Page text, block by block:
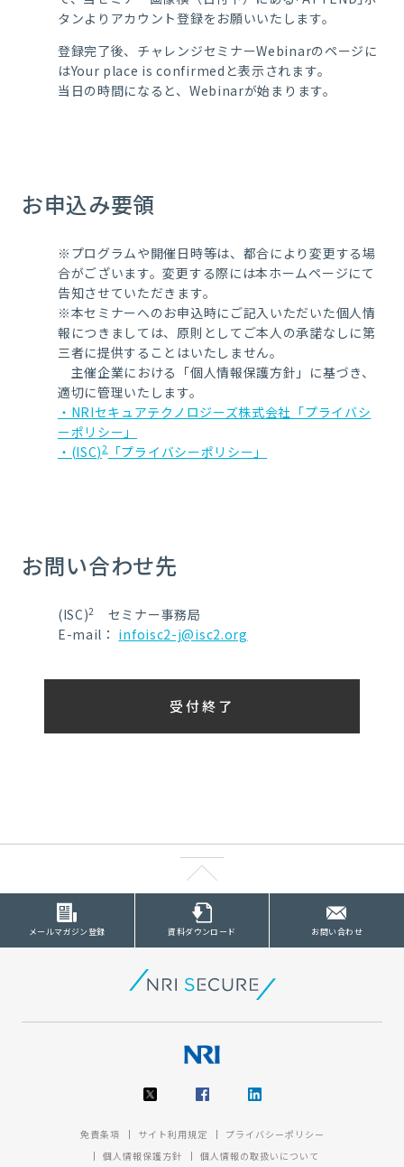
タンよりアカウント登録をお願いいたします。
登録完了後、チャレンジセミナーWebinarのページに
はYour place is confirmedと表示されます。
当日の時間になると、Webinarが始まります。
お申込み要領
※プログラムや開催日時等は、都合により変更する場
合がございます。変更する際には本ホームページにて
告知させていただきます。
※本セミナーへのお申込時にご記入いただいた個人情
報につきましては、原則としてご本人の承諾なしに第
三者に提供することはいたしません。
主催企業における「個人情報保護方針」に基づき、
適切に管理いたします。
・NRIセキュアテクノロジーズ株式会社「プライバシ
ーポリシー」
・(ISC)2「プライバシーポリシー」
お問い合わせ先
(ISC)2
セミナー事務局
E-mail： infoisc2-j@isc2.org
受付終了
メールマガジン登録 資料ダウンロード お問い合わせ
免責条項 サイト利用規定
プライバシーポリシー
個人情報保護方針
個人情報の取扱いについて